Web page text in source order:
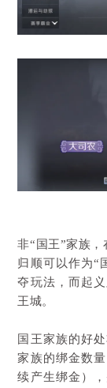
非“国王”家族，
归顺可以作为“
夺玩法，而起
王城。
国王家族的好
家族的绑金数
续产生绑金）